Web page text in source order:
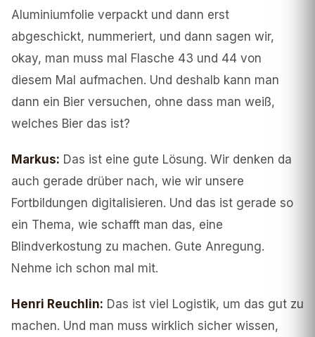
Aluminiumfolie verpackt und dann erst
abgeschickt, nummeriert, und dann sagen wir,
okay, man muss mal Flasche 43 und 44 von
diesem Mal aufmachen. Und deshalb kann man
dann ein Bier versuchen, ohne dass man weiß,
welches Bier das ist?
Markus: Das ist eine gute Lösung. Wir denken da
auch gerade drüber nach, wie wir unsere
Fortbildungen digitalisieren. Und das ist gerade so
ein Thema, wie schafft man das, eine
Blindverkostung zu machen. Gute Anregung.
Nehme ich schon mal mit.
Henri Reuchlin: Das ist viel Logistik, um das gut zu
machen. Und man muss wirklich sicher wissen,